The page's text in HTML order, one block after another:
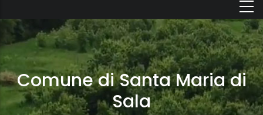
Comune di Santa Maria di
Sala